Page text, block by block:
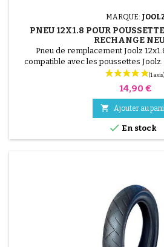
MARQUE:
PNEU 12X1.8 POUR
RECHANGE
Pneu de remplacement Joolz
compatible avec les poussettes Joolz.
permet de remplacer un pneu usé
d'origine. Montage avec chambre
Prix
14,90 €
 Ajouter au
 En stock